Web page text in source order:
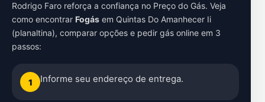
Rodrigo Faro reforça a confiança no Preço do Gás. Veja
como encontrar Fogás em Quintas Do Amanhecer Ii
(planaltina), comparar opções e pedir gás online em 3
passos:
1 Informe seu endereço de entrega.